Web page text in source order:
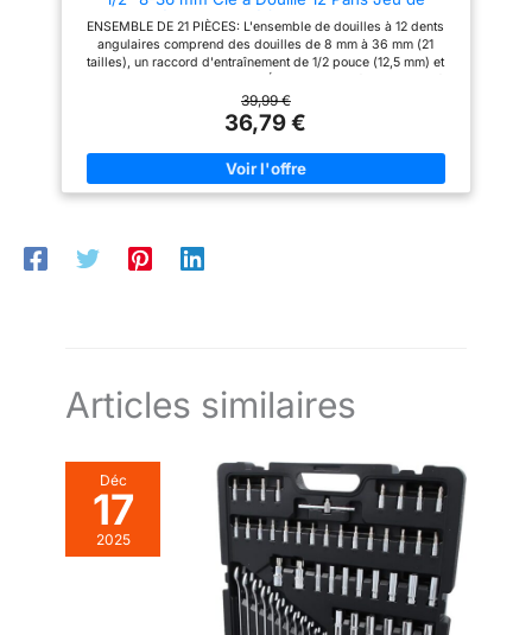
Douiles 1/2 Jeu de Clé à Douille Multiple CR-V
Coffret de Douille Multidents avec Étui
ENSEMBLE DE 21 PIÈCES: L'ensemble de douilles à 12 dents
angulaires comprend des douilles de 8 mm à 36 mm (21
tailles), un raccord d'entraînement de 1/2 pouce (12,5 mm) et
Cr-V, haute dureté, résistant à l'usure, à la rouille et à la
corrosion pour assurer un ajustement serré sur les
écrous/boulons pour une utilisation à long terme FACILE À
UTILISER: Chaque douille est étiquetée avec la taille pour une
identification rapide, un outil de réparation indispensable pour
les motos, les vélos, les appareils électriques, les machines,
ce qui permet de ranger les douilles proprement et de les
39,99 €
36,79 €
Articles similaires
Déc
17
2025